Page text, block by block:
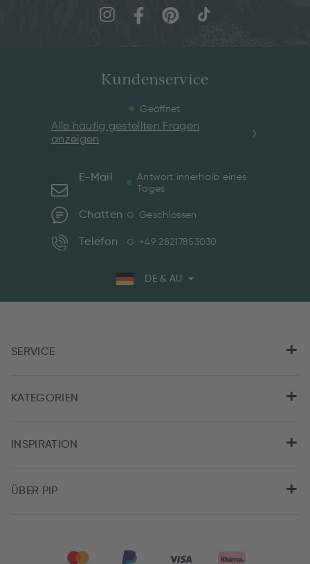
Kundenservice
Geöffnet
Alle häufig gestellten Fragen
anzeigen
E-Mail
Antwort innerhalb eines
Tages
Chatten Geschlossen
Telefon +49 28217853030
DE & AU
SERVICE
KATEGORIEN
INSPIRATION
ÜBER PIP